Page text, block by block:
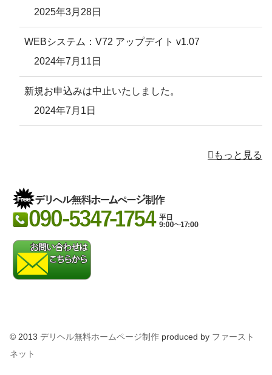
2025年3月28日
WEBシステム：V72 アップデイト v1.07
2024年7月11日
新規お申込みは中止いたしました。
2024年7月1日
もっと見る
© 2013 デリヘル無料ホームページ制作 produced by ファースト
ネット